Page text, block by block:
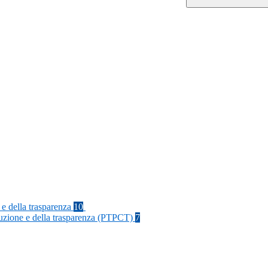
della trasparenza 10
e della trasparenza (PTPCT) 7